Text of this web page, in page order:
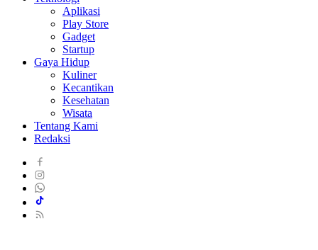
Aplikasi
Play Store
Gadget
Startup
Gaya Hidup
Kuliner
Kecantikan
Kesehatan
Wisata
Tentang Kami
Redaksi